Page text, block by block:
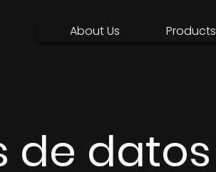
About Us Products
de datos